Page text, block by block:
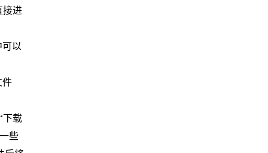
接进
可以
件
下载
些